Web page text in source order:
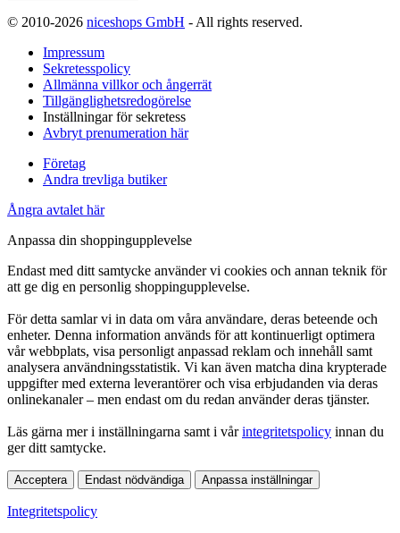
© 2010-2026 niceshops GmbH - All rights reserved.
Impressum
Sekretesspolicy
Allmänna villkor och ångerrät
Tillgänglighetsredogörelse
Inställningar för sekretess
Avbryt prenumeration här
Företag
Andra trevliga butiker
Ångra avtalet här
Anpassa din shoppingupplevelse
Endast med ditt samtycke använder vi cookies och annan teknik för
att ge dig en personlig shoppingupplevelse.
För detta samlar vi in data om våra användare, deras beteende och
enheter. Denna information används för att kontinuerligt optimera
vår webbplats, visa personligt anpassad reklam och innehåll samt
analysera användningsstatistik. Vi kan även matcha dina krypterade
uppgifter med externa leverantörer och visa erbjudanden via deras
onlinekanaler – men endast om du redan använder deras tjänster.
Läs gärna mer i inställningarna samt i vårintegritetspolicy innan du
ger ditt samtycke.
Acceptera Endast nödvändiga Anpassa inställningar
Integritetspolicy